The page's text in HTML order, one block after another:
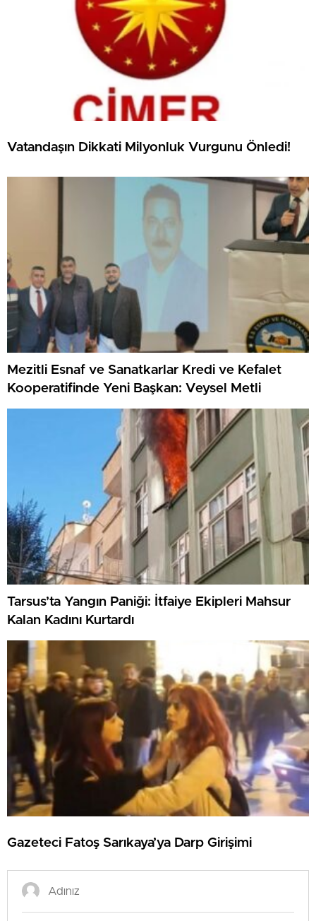
Vatandaşın Dikkati Milyonluk Vurgunu Önledi!
Mezitli Esnaf ve Sanatkarlar Kredi ve Kefalet
Kooperatifinde Yeni Başkan: Veysel Metli
Tarsus’ta Yangın Paniği: İtfaiye Ekipleri Mahsur
Kalan Kadını Kurtardı
Gazeteci Fatoş Sarıkaya’ya Darp Girişimi